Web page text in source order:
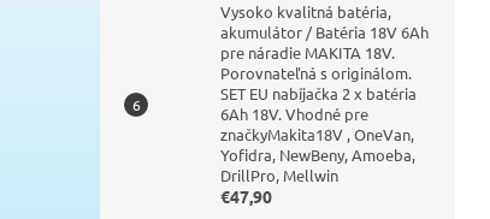
Vysoko kvalitná batéria,
akumulátor / Batéria 18V 6Ah
pre náradie MAKITA 18V.
Porovnateľná s originálom.
SET EU nabíjačka 2 x batéria
6Ah 18V. Vhodné pre
značkyMakita18V , OneVan,
Yofidra, NewBeny, Amoeba,
DrillPro, Mellwin
€47,90